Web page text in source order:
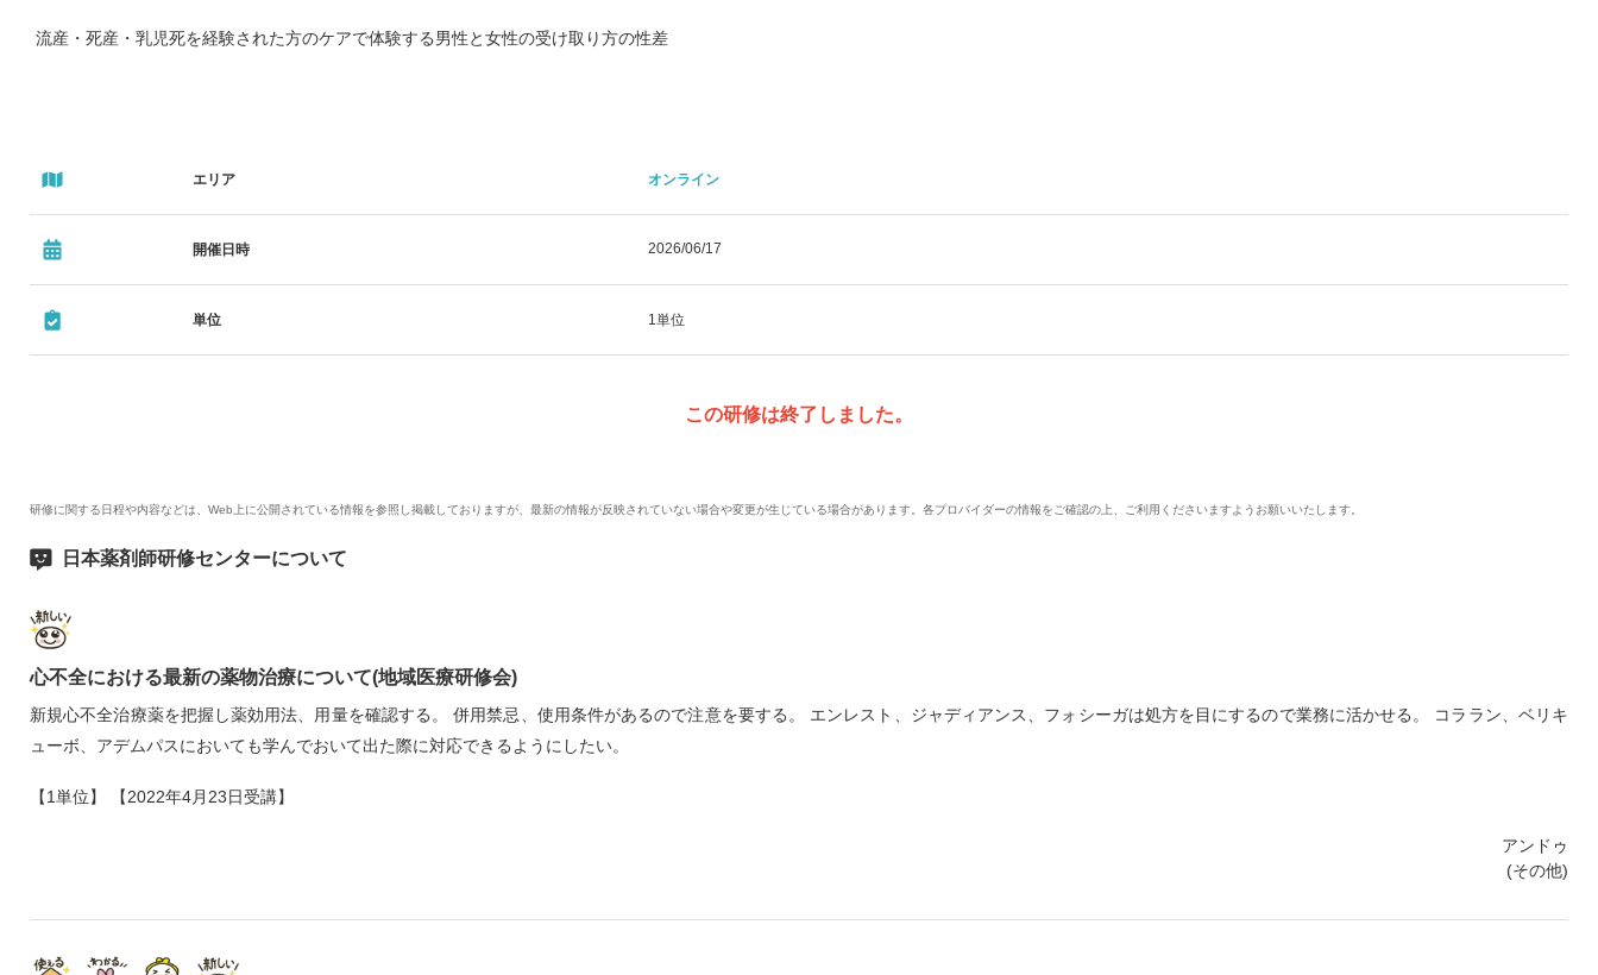
流産・死産・乳児死を経験された方のケアで体験する男性と女性の受け取り方の性差
エリア オンライン
開催日時 2026/06/17
単位 1単位
この研修は終了しました。
研修に関する日程や内容などは、Web上に公開されている情報を参照し掲載しておりますが、最新の情報が反映されていない場合や変更が生じている場合があります。各プロバイダーの情報をご確認の上、ご利用くださいますようお願いいたします。
日本薬剤師研修センターについて
心不全における最新の薬物治療について(地域医療研修会)
新規心不全治療薬を把握し薬効用法、用量を確認する。 併用禁忌、使用条件があるので注意を要する。 エンレスト、ジャディアンス、フォシーガは処方を目にするので業務に活かせる。 コララン、ベリキ
ューボ、アデムパスにおいても学んでおいて出た際に対応できるようにしたい。
【1単位】 【2022年4月23日受講】
アンドゥ
(その他)